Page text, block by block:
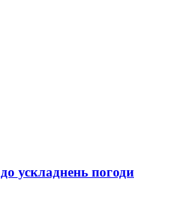
ускладнень погоди